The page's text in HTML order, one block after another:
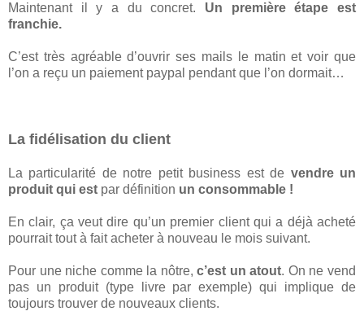
Maintenant il y a du concret. Un première étape est
franchie.
C’est très agréable d’ouvrir ses mails le matin et voir que
l’on a reçu un paiement paypal pendant que l’on dormait…
La fidélisation du client
La particularité de notre petit business est de vendre un
produit qui est par définition un consommable !
En clair, ça veut dire qu’un premier client qui a déjà acheté
pourrait tout à fait acheter à nouveau le mois suivant.
Pour une niche comme la nôtre,c’est un atout. On ne vend
pas un produit (type livre par exemple) qui implique de
toujours trouver de nouveaux clients.